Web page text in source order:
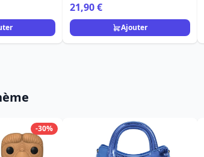
21,90 €
Ajouter
-30%